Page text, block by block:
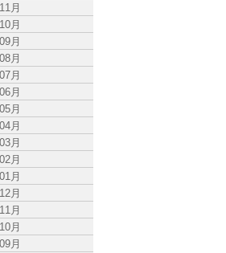
月
月
月
月
月
月
月
月
月
月
月
月
月
月
月